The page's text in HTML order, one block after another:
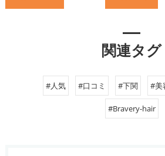
関連タグ
#人気 #口コミ #下関 #美
#Bravery-hair